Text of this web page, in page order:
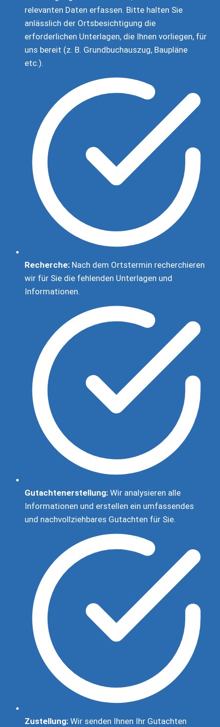
relevanten Daten erfassen. Bitte halten Sie
anlässlich der Ortsbesichtigung die
erforderlichen Unterlagen, die Ihnen vorliegen, für
uns bereit (z. B. Grundbuchauszug, Baupläne
etc.).
Recherche:Nach dem Ortstermin recherchieren
wir für Sie die fehlenden Unterlagen und
Informationen.
Gutachtenerstellung:Wir analysieren alle
Informationen und erstellen ein umfassendes
und nachvollziehbares Gutachten für Sie.
Zustellung:Wir senden Ihnen Ihr Gutachten